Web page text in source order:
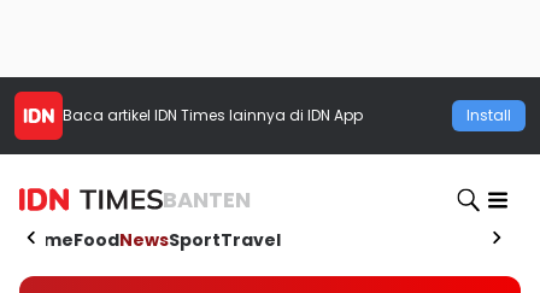
Baca artikel IDN Times lainnya di IDN App Install
BANTEN
HomeFoodNewsSportTravel